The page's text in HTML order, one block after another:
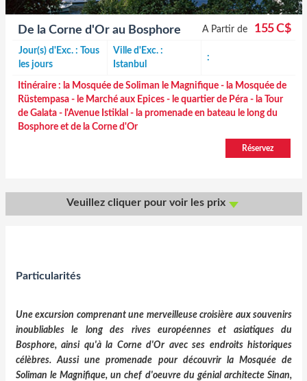
De la Corne d'Or au Bosphore A Partir de 155 C$
Jour(s) d'Exc. : Tous
les jours
Ville d'Exc. :
Istanbul
:
Itinéraire : la Mosquée de Soliman le Magnifique - la Mosquée de
Rüstempasa - le Marché aux Epices - le quartier de Péra - la Tour
de Galata - l'Avenue Istiklal - la promenade en bateau le long du
Bosphore et de la Corne d'Or
Réservez
Veuillez cliquer pour voir les prix
Particularités
Une excursion comprenant une merveilleuse croisière aux souvenirs
inoubliables le long des rives européennes et asiatiques du
Bosphore, ainsi qu'à la Corne d'Or avec ses endroits historiques
célèbres. Aussi une promenade pour découvrir la Mosquée de
Soliman le Magnifique, un chef d'oeuvre du génial architecte Sinan,